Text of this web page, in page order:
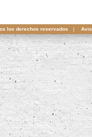
los derechos reservados |